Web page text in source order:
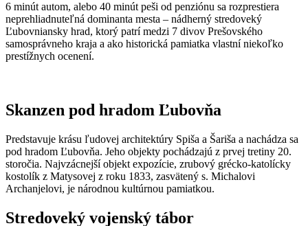
6 minút autom, alebo 40 minút peši od penziónu sa rozprestiera
neprehliadnuteľná dominanta mesta – nádherný stredoveký
Ľubovniansky hrad, ktorý patrí medzi 7 divov Prešovského
samosprávneho kraja a ako historická pamiatka vlastní niekoľko
prestížnych ocenení.
Skanzen pod hradom Ľubovňa
Predstavuje krásu ľudovej architektúry Spiša a Šariša a nachádza sa
pod hradom Ľubovňa. Jeho objekty pochádzajú z prvej tretiny 20.
storočia. Najvzácnejší objekt expozície, zrubový grécko-katolícky
kostolík z Matysovej z roku 1833, zasvätený s. Michalovi
Archanjelovi, je národnou kultúrnou pamiatkou.
Stredoveký vojenský tábor